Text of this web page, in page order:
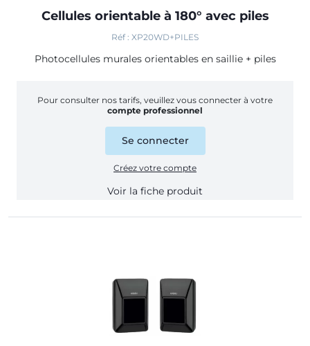
Cellules orientable à 180° avec piles
Réf : XP20WD+PILES
Photocellules murales orientables en saillie + piles
Pour consulter nos tarifs, veuillez vous connecter à votre
compte professionnel
Se connecter
Créez votre compte
Voir la fiche produit